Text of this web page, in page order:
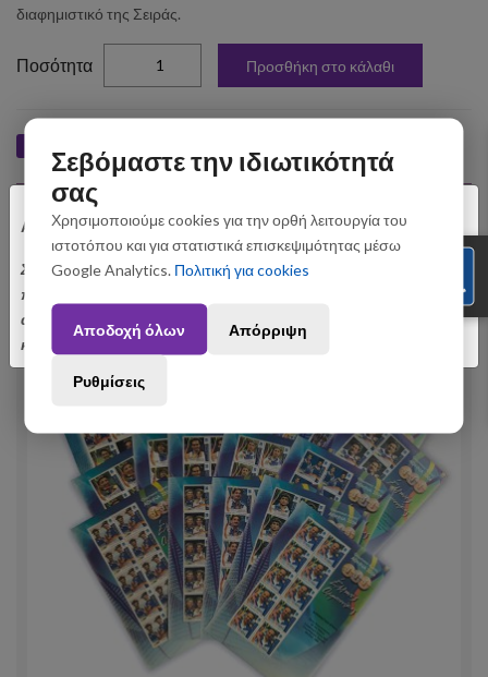
Αγαπητοί Πελάτες
Σας ενημερώνουμε ότι οι παραγγελίες που θα
πραγματοποιηθούν από 3 έως 31 Αυγούστου ενδέχεται να
αποσταλούν με σχετική καθυστέρηση. Ευχαριστούμε για την
κατανόηση.
διαφημιστικό της Σειράς.
Ποσότητα Προσθήκη στο κάλαθι
Σχετικά Προϊόντα
Σεβόμαστε την ιδιωτικότητά
σας
Χρησιμοποιούμε cookies για την ορθή λειτουργία του
ιστοτόπου και για στατιστικά επισκεψιμότητας μέσω
Google Analytics. Πολιτική για cookies
Αποδοχή όλων Απόρριψη
Ρυθμίσεις